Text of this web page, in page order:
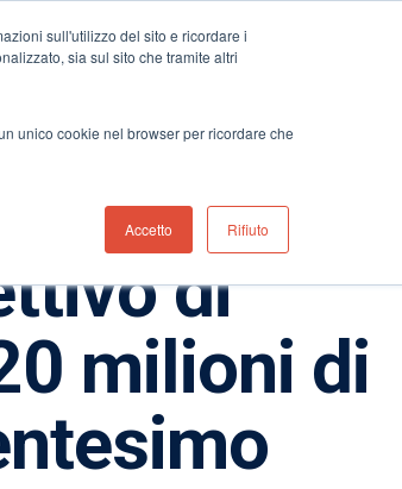
sull'utilizzo del sito e ricordare i
sia sul sito che tramite altri
unico cookie nel browser per ricordare che
Accetto Rifiuto
al portale dei distributori Contatta l’ufficio italiano
di
milioni di